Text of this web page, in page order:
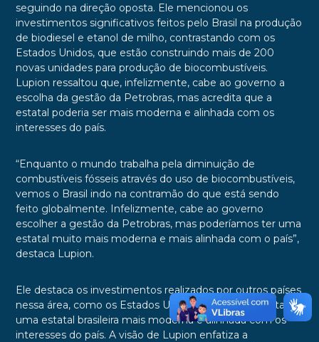
seguindo na direção oposta. Ele mencionou os
investimentos significativos feitos pelo Brasil na produção
de biodiesel e etanol de milho, contrastando com os
Estados Unidos, que estão construindo mais de 200
novas unidades para produção de biocombustíveis.
Lupion ressaltou que, infelizmente, cabe ao governo a
escolha da gestão da Petrobras, mas acredita que a
estatal poderia ser mais moderna e alinhada com os
interesses do país.
“Enquanto o mundo trabalha pela diminuição de
combustíveis fósseis através do uso de biocombustíveis,
vemos o Brasil indo na contramão do que está sendo
feito globalmente. Infelizmente, cabe ao governo
escolher a gestão da Petrobras, mas poderíamos ter uma
estatal muito mais moderna e mais alinhada com o país”,
destaca Lupion.
Ele destaca os investimentos realizados por outros países
nessa área, como os Estados Unidos, e lamenta a falta de
uma estatal brasileira mais moderna e alinhada com os
interesses do país. A visão de Lupion enfatiza a